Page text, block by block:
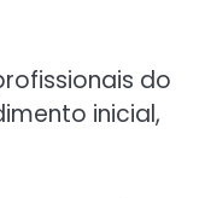
do
inicial,